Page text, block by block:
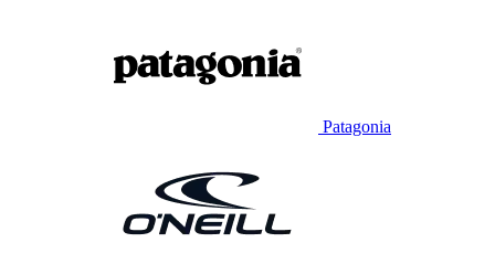
Patagonia